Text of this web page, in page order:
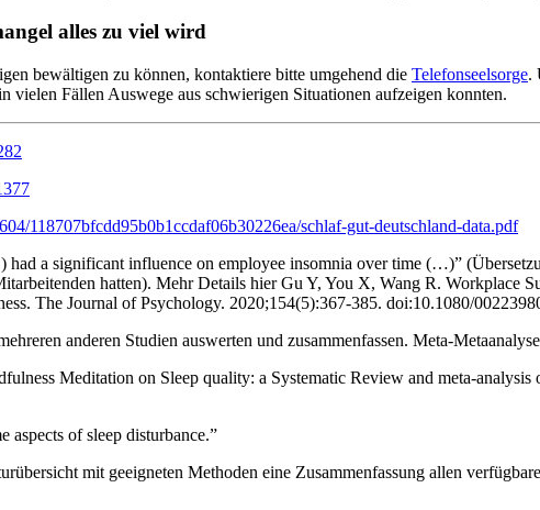
alles zu viel wird
bewältigen zu können, kontaktiere bitte umgehend die Telefonseelsorge.
Fällen Auswege aus schwierigen Situationen aufzeigen konnten.
118707bfcdd95b0b1ccdaf06b30226ea/schlaf-gut-deutschland-data.pdf
a significant influence on employee insomnia over time (…)”
hatten). Mehr Details hier Gu Y, You X, Wang R. Workplace
The Journal of Psychology. 2020;154(5):367-385. doi:10.1080/
anderen Studien auswerten und zusammenfassen. Meta-
Meditation on Sleep quality: a Systematic Review and meta-
of sleep disturbance.”
mit geeigneten Methoden eine Zusammenfassung allen